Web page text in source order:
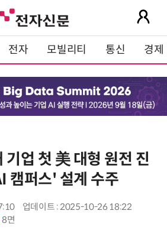
전자 모빌리티 통신 경제
기업 첫 美 대형 원전 진
퍼스' 설계 수주
업데이트 : 2025-10-26 18:22
8면